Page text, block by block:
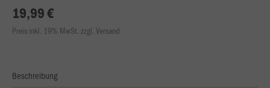
19,99 €
Preis inkl. 19% MwSt. zzgl. Versand
Beschreibung